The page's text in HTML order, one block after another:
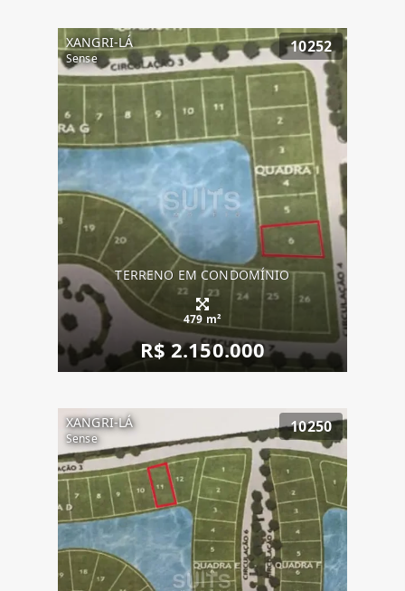
XANGRI-LÁ
Sense
10252
TERRENO EM CONDOMÍNIO
479 m²
R$ 2.150.000
XANGRI-LÁ
Sense
10250